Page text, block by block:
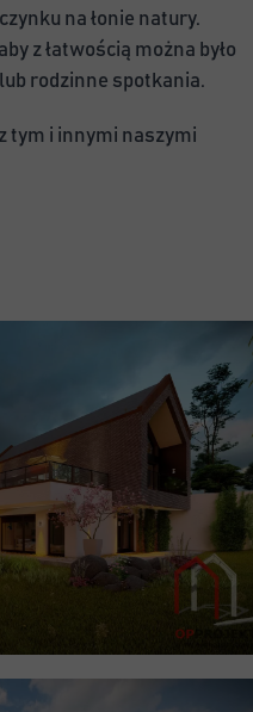
na łonie natury.
z łatwością można było
rodzinne spotkania.
tym i innymi naszymi